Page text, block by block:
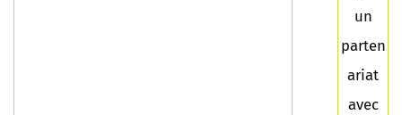
un
parten
ariat
avec